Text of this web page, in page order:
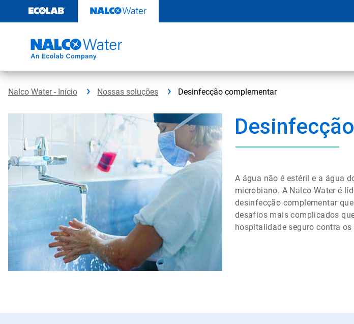
o
Nalco Water - Início Nossas soluções Desinfecção complementar
A água não é estéril e a água
microbiano. A Nalco Water é
desinfecção complementar
desafios mais complicados
hospitalidade seguro contra